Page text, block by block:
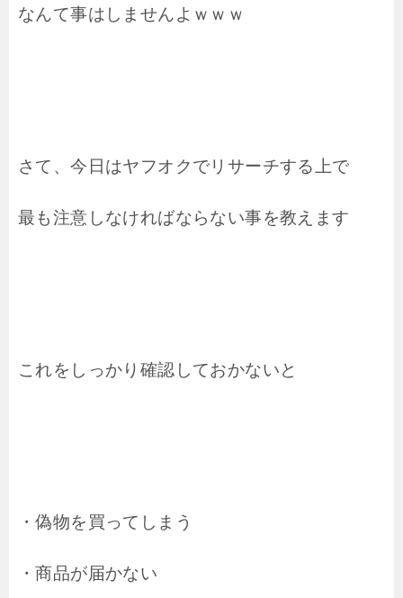
なんて事はしませんよｗｗｗ
さて、今日はヤフオクでリサーチする上で
最も注意しなければならない事を教えます
これをしっかり確認しておかないと
・偽物を買ってしまう
・商品が届かない